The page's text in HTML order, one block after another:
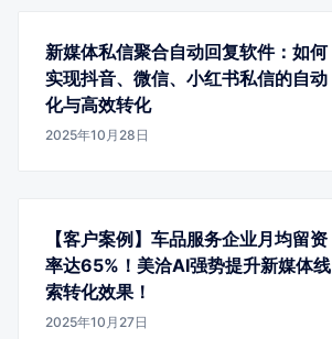
新媒体私信聚合自动回复软件：如何
实现抖音、微信、小红书私信的自动
化与高效转化
2025年10月28日
【客户案例】车品服务企业月均留资
率达65%！美洽AI强势提升新媒体线
索转化效果！
2025年10月27日